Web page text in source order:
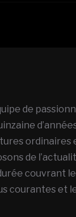
de
ordinaires
de
couvrant
courantes et